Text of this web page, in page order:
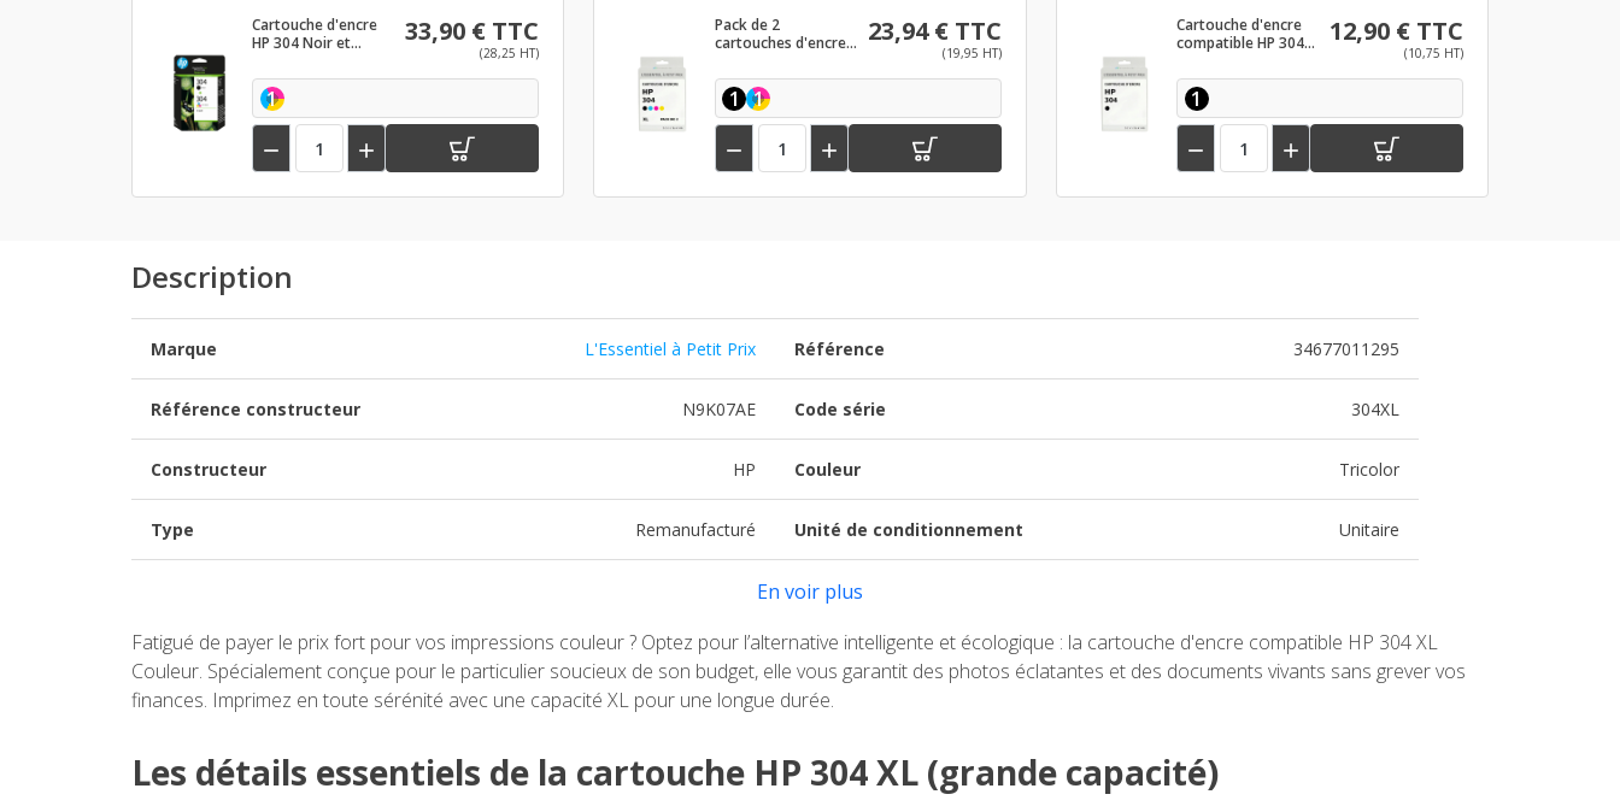
Cartouche d'encre
HP 304 Noir et
33,90 € TTC
(28,25 HT)
1
 
Pack de 2
cartouches d'encre
XL Noir et couleurs
23,94 € TTC
(19,95 HT)
1 1
 
Cartouche d'encre
compatible HP 304
12,90 € TTC
(10,75 HT)
1
 
Description
Marque L'Essentiel à Petit Prix Référence 34677011295
Référence constructeur N9K07AE Code série 304XL
Constructeur HP Couleur Tricolor
Type Remanufacturé Unité de conditionnement Unitaire
En voir plus
Fatigué de payer le prix fort pour vos impressions couleur ? Optez pour l’alternative intelligente et écologique : la cartouche d'encre compatible HP 304 XL
Couleur. Spécialement conçue pour le particulier soucieux de son budget, elle vous garantit des photos éclatantes et des documents vivants sans grever vos
finances. Imprimez en toute sérénité avec une capacité XL pour une longue durée.
Les détails essentiels de la cartouche HP 304 XL (grande capacité)